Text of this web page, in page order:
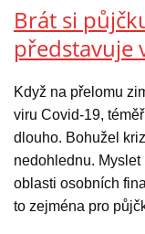
Brát si
představuje
Když na přelomu
viru Covid-19,
dlouho. Bohužel
nedohlednu.
oblasti osobních
to zejména pro